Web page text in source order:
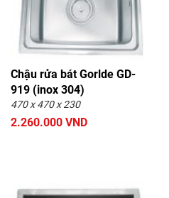
Chậu rửa bát Gorlde GD-
919 (inox 304)
470 x 470 x 230
2.260.000 VND